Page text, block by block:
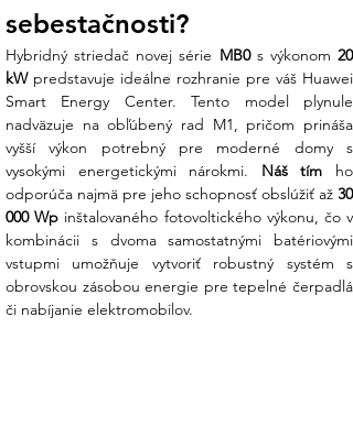
expedíciu na lodi.
sebestačnosti?
Hybridný striedač novej série MB0 s výkonom 20
kW predstavuje ideálne rozhranie pre váš Huawei
Smart Energy Center. Tento model plynule
nadväzuje na obľúbený rad M1, pričom prináša
vyšší výkon potrebný pre moderné domy s
vysokými energetickými nárokmi. Náš tím ho
odporúča najmä pre jeho schopnosť obslúžiť až 30
000 Wp inštalovaného fotovoltického výkonu, čo v
kombinácii s dvoma samostatnými batériovými
vstupmi umožňuje vytvoriť robustný systém s
obrovskou zásobou energie pre tepelné čerpadlá
či nabíjanie elektromobilov.